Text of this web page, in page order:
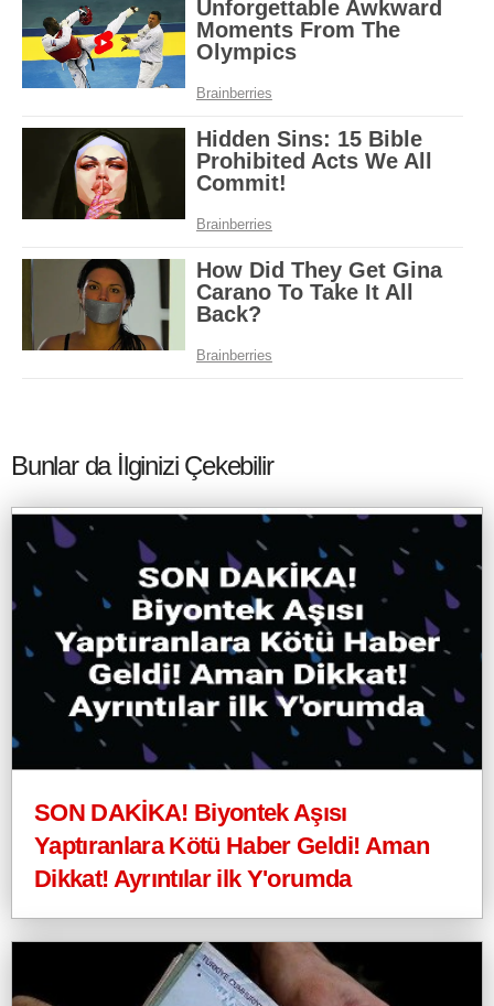
Bunlar da İlginizi Çekebilir
SON DAKİKA! Biyontek Aşısı
Yaptıranlara Kötü Haber Geldi! Aman
Dikkat! Ayrıntılar ilk Y'orumda